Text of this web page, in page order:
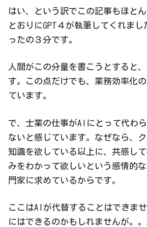
はい、という訳でこの記事もほと
とおりにGPT４が執筆してくれま
ったの３分です。
人間がこの分量を書こうとすると
す。この点だけでも、業務効率化
ています。
で、士業の仕事がAIにとって代わ
ないと感じています。なぜなら、
知識を欲している以上に、共感し
みをわかって欲しいという感情的
門家に求めているからです。
ここはAIが代替することはできま
にはできるのかもしれませんが。。